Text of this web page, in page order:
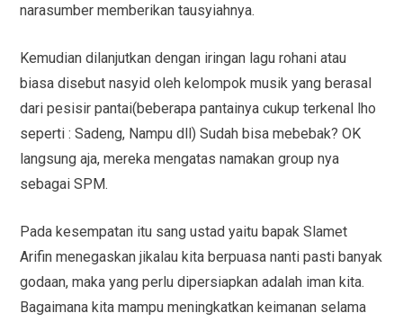
narasumber memberikan tausyiahnya.
Kemudian dilanjutkan dengan iringan lagu rohani atau
biasa disebut nasyid oleh kelompok musik yang berasal
dari pesisir pantai(beberapa pantainya cukup terkenal lho
seperti : Sadeng, Nampu dll) Sudah bisa mebebak? OK
langsung aja, mereka mengatas namakan group nya
sebagai SPM.
Pada kesempatan itu sang ustad yaitu bapak Slamet
Arifin menegaskan jikalau kita berpuasa nanti pasti banyak
godaan, maka yang perlu dipersiapkan adalah iman kita.
Bagaimana kita mampu meningkatkan keimanan selama